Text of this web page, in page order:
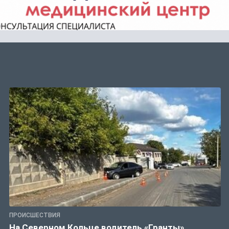
ПРОИСШЕСТВИЯ